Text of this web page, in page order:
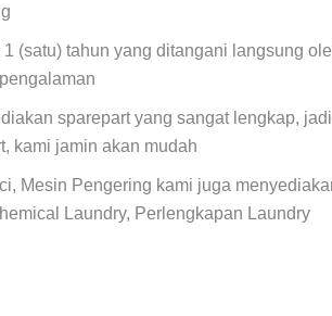
(satu) tahun yang ditangani langsung
sparepart yang sangat lengkap,
kami jamin akan mudah
Mesin Pengering kami juga
Laundry, Perlengkapan Laundry